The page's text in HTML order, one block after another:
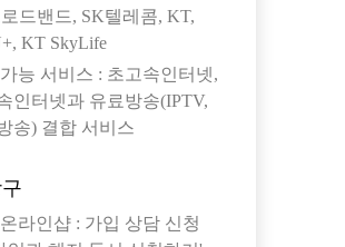
드밴드, SK텔레콤, KT,
KT SkyLife
능 서비스 : 초고속인터넷,
인터넷과 유료방송(IPTV,
송) 결합 서비스
라인샵 : 가입 상담 신청